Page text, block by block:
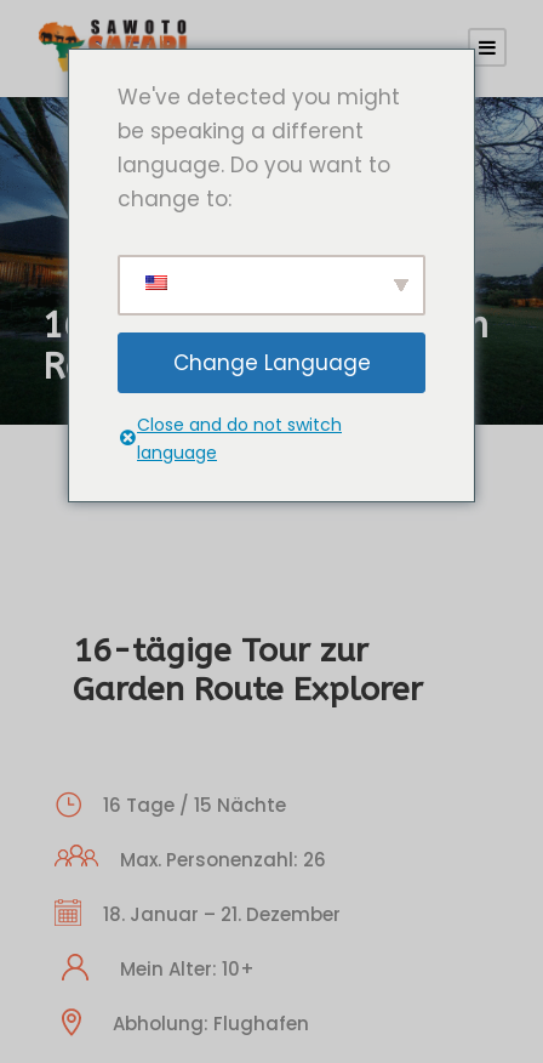
16-tägige Tour zur Garden
Route Explorer
16-tägige Tour zur
Garden Route Explorer
16 Tage / 15 Nächte
Max. Personenzahl: 26
18. Januar – 21. Dezember
Mein Alter: 10+
Abholung: Flughafen
We've detected you might
be speaking a different
language. Do you want to
change to:
Change Language
Close and do not switch
language